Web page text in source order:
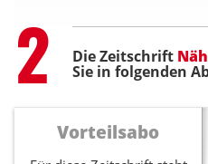
Step
2 Die Zeitschrift
Sie in folgenden
Vorteilsabo